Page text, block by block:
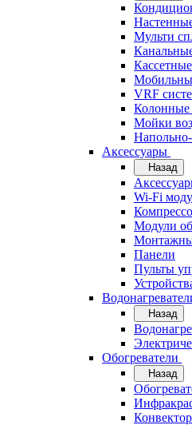
Мульти
VRF
Колонные
Мойки
Аксессуары
Назад
Wi-Fi
Модули
Панели
Пульты
Назад
Обогреватели
Назад